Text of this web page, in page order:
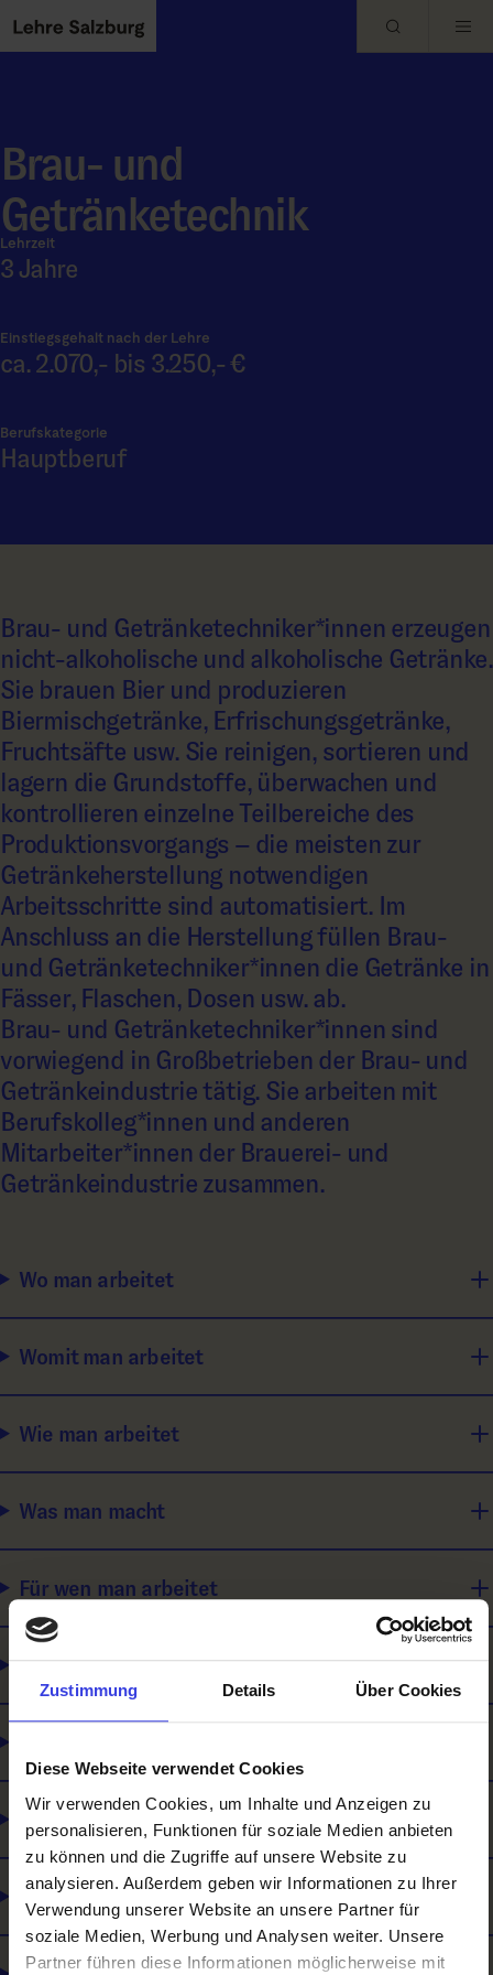
Zustimmung Details Über Cookies
Diese Webseite verwendet Cookies
Wir verwenden Cookies, um Inhalte und Anzeigen zu
personalisieren, Funktionen für soziale Medien anbieten
zu können und die Zugriffe auf unsere Website zu
analysieren. Außerdem geben wir Informationen zu Ihrer
Verwendung unserer Website an unsere Partner für
soziale Medien, Werbung und Analysen weiter. Unsere
Partner führen diese Informationen möglicherweise mit
Skip to main content
Brau- und
Getränketechnik
Lehrzeit
3 Jahre
Einstiegsgehalt nach der Lehre
ca. 2.070,- bis 3.250,- €
Berufskategorie
Hauptberuf
Brau- und Getränketechniker*innen erzeugen
nicht-alkoholische und alkoholische Getränke.
Sie brauen Bier und produzieren
Biermischgetränke, Erfrischungsgetränke,
Fruchtsäfte usw. Sie reinigen, sortieren und
lagern die Grundstoffe, überwachen und
kontrollieren einzelne Teilbereiche des
Produktionsvorgangs – die meisten zur
Getränkeherstellung notwendigen
Arbeitsschritte sind automatisiert. Im
Anschluss an die Herstellung füllen Brau-
und Getränketechniker*innen die Getränke in
Fässer, Flaschen, Dosen usw. ab.
Brau- und Getränketechniker*innen sind
vorwiegend in Großbetrieben der Brau- und
Getränkeindustrie tätig. Sie arbeiten mit
Berufskolleg*innen und anderen
Mitarbeiter*innen der Brauerei- und
Getränkeindustrie zusammen.
Wo man arbeitet
Womit man arbeitet
Wie man arbeitet
Was man macht
Für wen man arbeitet
Wie man sich weiterbilden kann
Was es noch gibt
Lehre und Matura